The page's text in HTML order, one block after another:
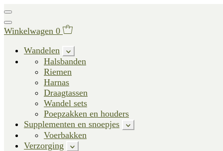
Winkelwagen 0
Wandelen
Halsbanden
Riemen
Harnas
Draagtassen
Wandel sets
Poepzakken en houders
Supplementen en snoepjes
Voerbakken
Verzorging